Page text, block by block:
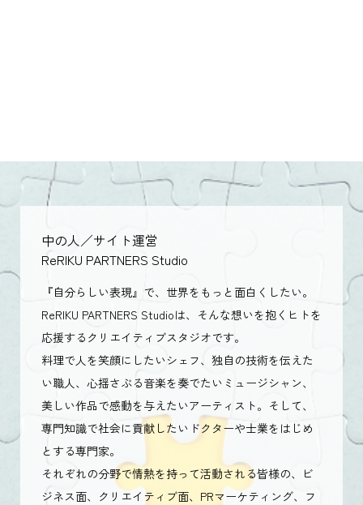
中の人／サイト運営
ReRIKU PARTNERS Studio
『自分らしい表現』で、世界をもっと面白くしたい。
ReRIKU PARTNERS Studioは、そんな想いを抱くヒトを
応援するクリエイティブスタジオです。
料理で人を笑顔にしたいシェフ、独自の技術を伝えた
い職人、心揺さぶる音楽を奏でたいミュージシャン、
美しい作品で感動を与えたいアーティスト。そして、
専門知識で社会に貢献したいドクターや士業をはじめ
とする専門家。
それぞれの分野で情熱を持って活動される皆様の、ビ
ジネス面、クリエイティブ面、PRマーケティング、フ